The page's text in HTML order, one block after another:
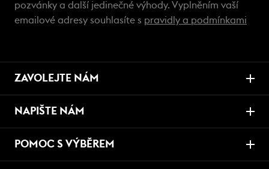
pozvánky a další jedinečné výhody. Vyplněním vaší
emailové adresy souhlasíte s pravidly a podmínkami
ZAVOLEJTE NÁM
NAPIŠTE NÁM
POMOC S VÝBĚREM